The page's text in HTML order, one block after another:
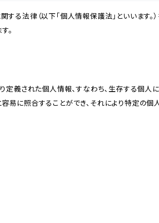
法律（以下「個人情報保護法」といいます。
。
義された個人情報、すなわち、生存する個人
に照合することができ、それにより特定の個